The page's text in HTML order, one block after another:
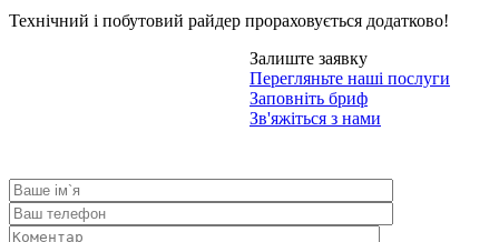
Технічний і побутовий райдер прораховується додатково!
Залиште заявку
Перегляньте наші послуги
Заповніть бриф
Зв'яжіться з нами